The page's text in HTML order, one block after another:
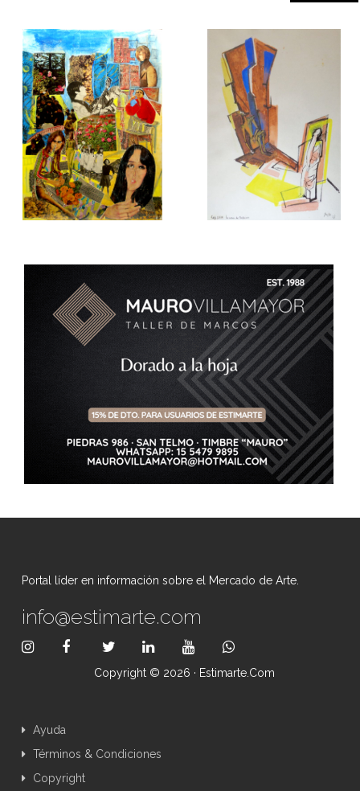
Portal líder en información sobre el Mercado de Arte.
info@estimarte.com
Copyright © 2026 · Estimarte.com
Ayuda
Términos & Condiciones
Copyright